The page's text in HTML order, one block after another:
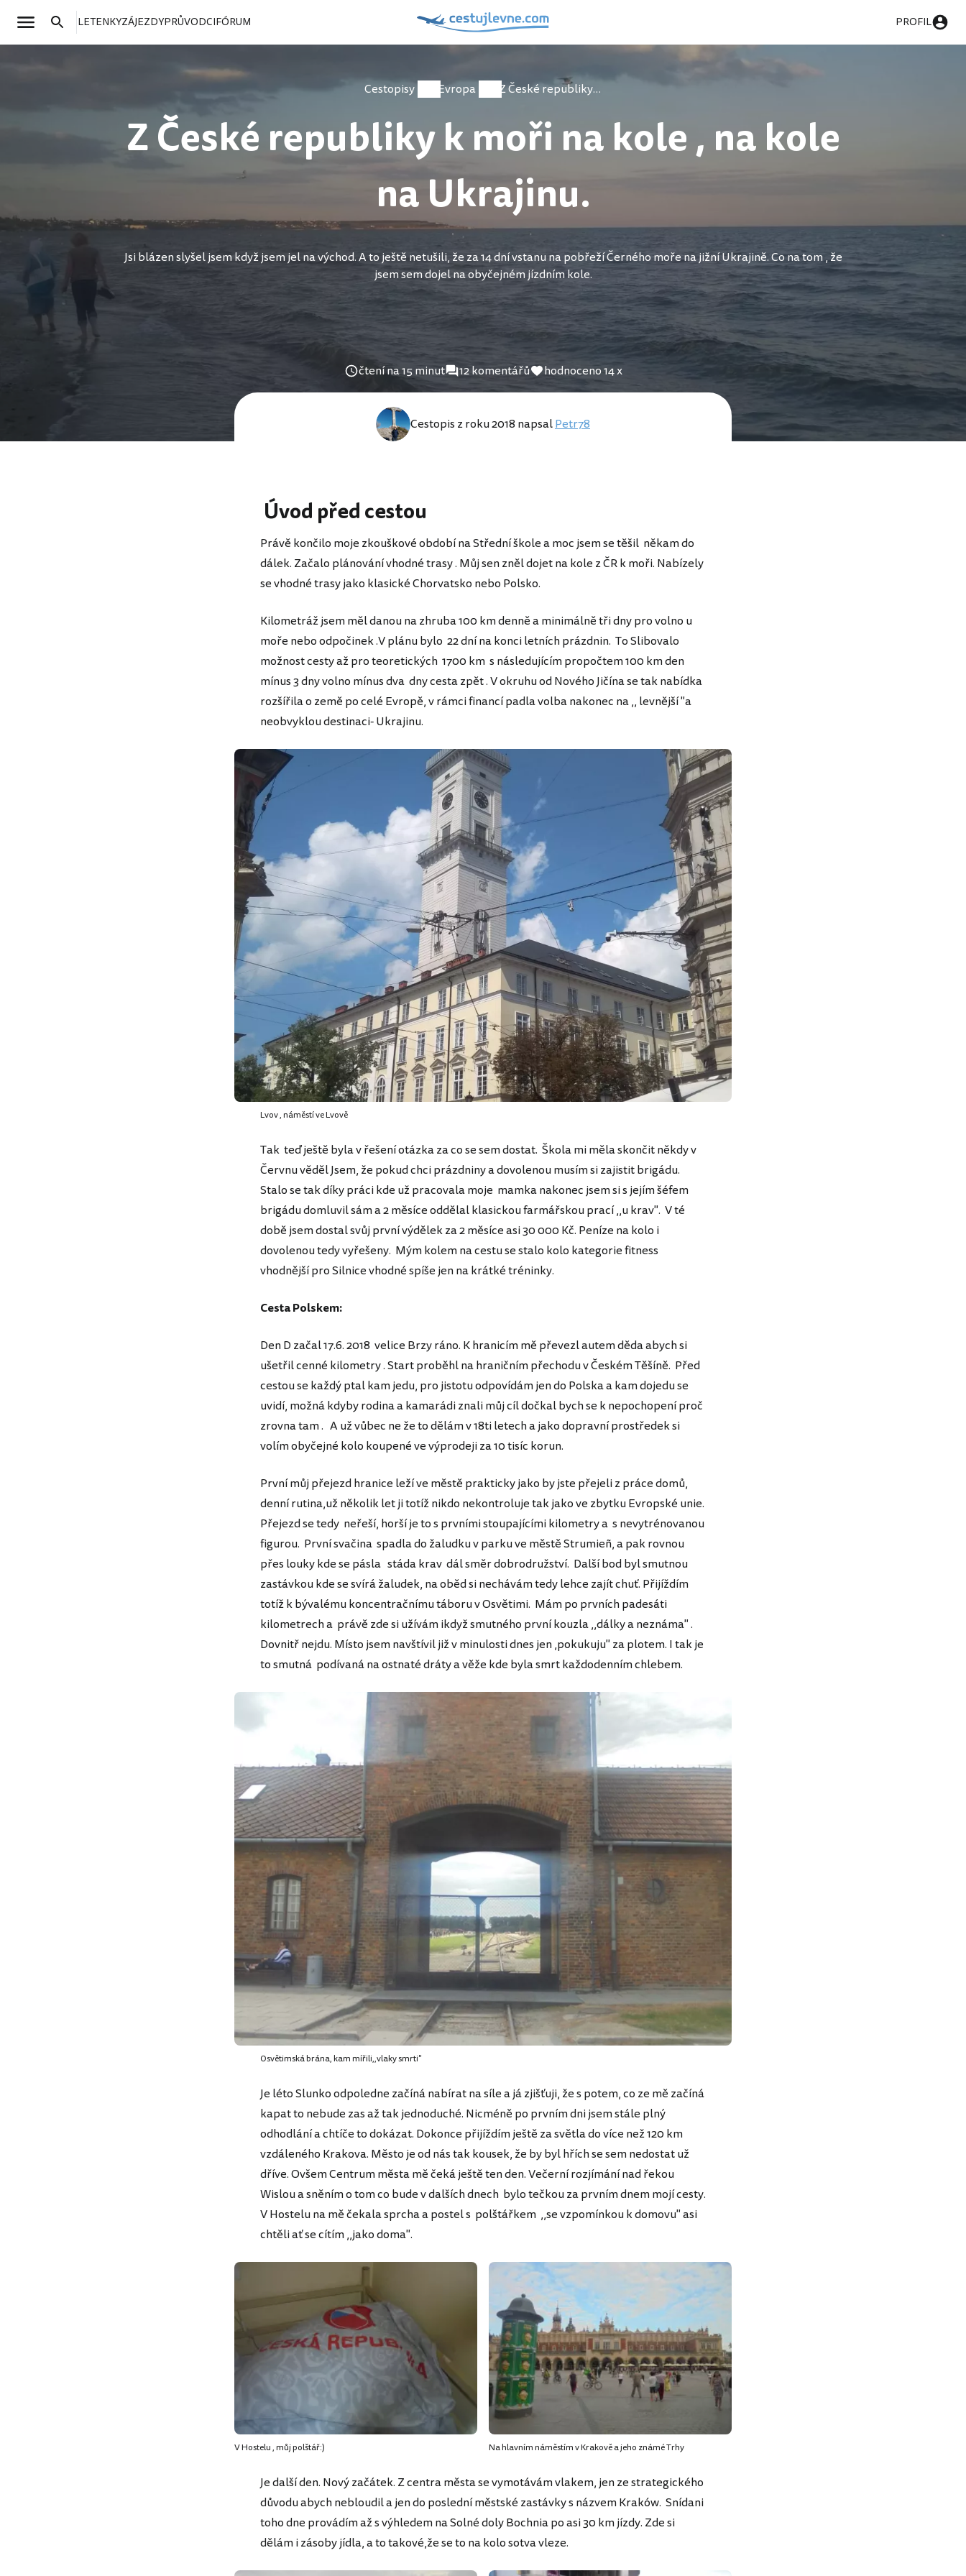
LETENKYZÁJEZDYPRŮVODCIFÓRUM PROFIL
Cestopisy Evropa Z České republiky k moři na kole , na kole na Ukrajinu.
Z České republiky k moři na kole , na kole
na Ukrajinu.
Jsi blázen slyšel jsem když jsem jel na východ. A to ještě netušili, že za 14 dní vstanu na pobřeží Černého moře na jižní Ukrajině. Co na tom , že
jsem sem dojel na obyčejném jízdním kole.
čtení na 15 minut 12 komentářů hodnoceno 14 x
Cestopis z roku 2018 napsalPetr78
Úvod před cestou
Právě končilo moje zkouškové období na Střední škole a moc jsem se těšil někam do
dálek. Začalo plánování vhodné trasy . Můj sen zněl dojet na kole z ČR k moři. Nabízely
se vhodné trasy jako klasické Chorvatsko nebo Polsko.
Kilometráž jsem měl danou na zhruba 100 km denně a minimálně tři dny pro volno u
moře nebo odpočinek .V plánu bylo 22 dní na konci letních prázdnin. To Slibovalo
možnost cesty až pro teoretických 1700 km s následujícím propočtem 100 km den
mínus 3 dny volno mínus dva dny cesta zpět . V okruhu od Nového Jičína se tak nabídka
rozšířila o země po celé Evropě, v rámci financí padla volba nakonec na ,, levnější "a
neobvyklou destinaci- Ukrajinu.
Lvov , náměstí ve Lvově
Tak teď ještě byla v řešení otázka za co se sem dostat. Škola mi měla skončit někdy v
Červnu věděl Jsem, že pokud chci prázdniny a dovolenou musím si zajistit brigádu.
Stalo se tak díky práci kde už pracovala moje mamka nakonec jsem si s jejím šéfem
brigádu domluvil sám a 2 měsíce oddělal klasickou farmářskou prací ,,u krav". V té
době jsem dostal svůj první výdělek za 2 měsíce asi 30 000 Kč. Peníze na kolo i
dovolenou tedy vyřešeny. Mým kolem na cestu se stalo kolo kategorie fitness
vhodnější pro Silnice vhodné spíše jen na krátké tréninky.
Cesta Polskem:
Den D začal 17.6. 2018 velice Brzy ráno. K hranicím mě převezl autem děda abych si
ušetřil cenné kilometry . Start proběhl na hraničním přechodu v Českém Těšíně. Před
cestou se každý ptal kam jedu, pro jistotu odpovídám jen do Polska a kam dojedu se
uvidí, možná kdyby rodina a kamarádi znali můj cíl dočkal bych se k nepochopení proč
zrovna tam . A už vůbec ne že to dělám v 18ti letech a jako dopravní prostředek si
volím obyčejné kolo koupené ve výprodeji za 10 tisíc korun.
První můj přejezd hranice leží ve městě prakticky jako by jste přejeli z práce domů,
denní rutina,už několik let ji totíž nikdo nekontroluje tak jako ve zbytku Evropské unie.
Přejezd se tedy neřeší, horší je to s prvními stoupajícími kilometry a s nevytrénovanou
figurou. První svačina spadla do žaludku v parku ve městě Strumieñ, a pak rovnou
přes louky kde se pásla stáda krav dál směr dobrodružství. Další bod byl smutnou
zastávkou kde se svírá žaludek, na oběd si nechávám tedy lehce zajít chuť. Přijíždím
totíž k bývalému koncentračnímu táboru v Osvětimi. Mám po prvních padesáti
kilometrech a právě zde si užívám ikdyž smutného první kouzla ,,dálky a neznáma" .
Dovnitř nejdu. Místo jsem navštívil již v minulosti dnes jen ,pokukuju" za plotem. I tak je
to smutná podívaná na ostnaté dráty a věže kde byla smrt každodenním chlebem.
Osvětimská brána, kam mířili,,vlaky smrti"
Je léto Slunko odpoledne začíná nabírat na síle a já zjišťuji, že s potem, co ze mě začíná
kapat to nebude zas až tak jednoduché. Nicméně po prvním dni jsem stále plný
odhodlání a chtíče to dokázat. Dokonce přijíždím ještě za světla do více než 120 km
vzdáleného Krakova. Město je od nás tak kousek, že by byl hřích se sem nedostat už
dříve. Ovšem Centrum města mě čeká ještě ten den. Večerní rozjímání nad řekou
Wislou a sněním o tom co bude v dalších dnech bylo tečkou za prvním dnem mojí cesty.
V Hostelu na mě čekala sprcha a postel s polštářkem ,,se vzpomínkou k domovu" asi
chtěli ať se cítím ,,jako doma".
V Hostelu , můj polštář:) Na hlavním náměstím v Krakově a jeho známé Trhy
Je další den. Nový začátek. Z centra města se vymotávám vlakem, jen ze strategického
důvodu abych nebloudil a jen do poslední městské zastávky s názvem Kraków. Snídani
toho dne provádím až s výhledem na Solné doly Bochnia po asi 30 km jízdy. Zde si
dělám i zásoby jídla, a to takové,že se to na kolo sotva vleze.